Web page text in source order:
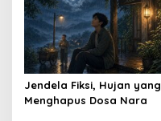
Jendela Fiksi, Hujan yang
Menghapus Dosa Nara